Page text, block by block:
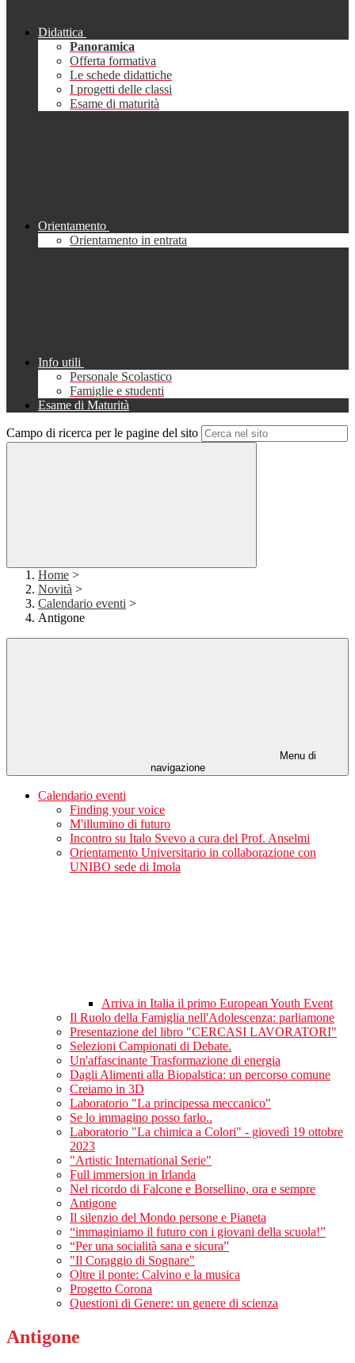
Didattica
Panoramica
Offerta formativa
Le schede didattiche
I progetti delle classi
Esame di maturità
Orientamento
Orientamento in entrata
Info utili
Personale Scolastico
Famiglie e studenti
Esame di Maturità
Campo di ricerca per le pagine del sito
Home >
Novità >
Calendario eventi >
Antigone
Menu di
navigazione
Calendario eventi
Finding your voice
M'illumino di futuro
Incontro su Italo Svevo a cura del Prof. Anselmi
Orientamento Universitario in collaborazione con
UNIBO sede di Imola
Arriva in Italia il primo European Youth Event
Il Ruolo della Famiglia nell'Adolescenza: parliamone
Presentazione del libro "CERCASI LAVORATORI"
Selezioni Campionati di Debate.
Un'affascinante Trasformazione di energia
Dagli Alimenti alla Biopalstica: un percorso comune
Creiamo in 3D
Laboratorio "La principessa meccanico"
Se lo immagino posso farlo..
Laboratorio "La chimica a Colori" - giovedì 19 ottobre
2023
"Artistic International Serie"
Full immersion in Irlanda
Nel ricordo di Falcone e Borsellino, ora e sempre
Antigone
Il silenzio del Mondo persone e Pianeta
“immaginiamo il futuro con i giovani della scuola!”
“Per una socialità sana e sicura”
"Il Coraggio di Sognare"
Oltre il ponte: Calvino e la musica
Progetto Corona
Questioni di Genere: un genere di scienza
Antigone